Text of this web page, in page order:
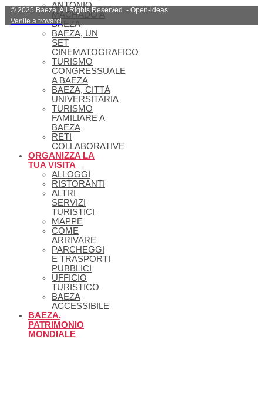
ANTONIO
MACHADO A
BAEZA
BAEZA, UN
SET
CINEMATOGRAFICO
TURISMO
CONGRESSUALE
A BAEZA
BAEZA, CITTÀ
UNIVERSITARIA
TURISMO
FAMILIARE A
BAEZA
RETI
COLLABORATIVE
ORGANIZZA LA
TUA VISITA
ALLOGGI
RISTORANTI
ALTRI
SERVIZI
TURISTICI
MAPPE
COME
ARRIVARE
PARCHEGGI
E TRASPORTI
PUBBLICI
UFFICIO
TURISTICO
BAEZA
ACCESSIBILE
BAEZA,
PATRIMONIO
MONDIALE
© 2025 Baeza. All Rights Reserved. - Open-ideas
Venite a trovarci